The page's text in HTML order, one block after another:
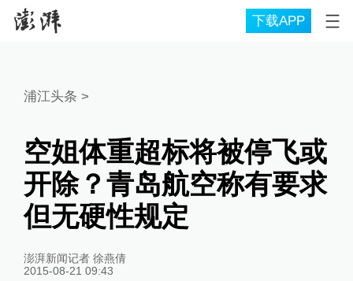
下载APP
浦江头条 >
空姐体重超标将被停飞或
开除？青岛航空称有要求
但无硬性规定
澎湃新闻记者 徐燕倩
2015-08-21 09:43